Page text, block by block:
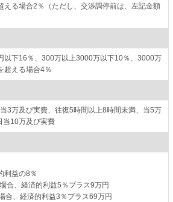
える場合2％（ただし、交渉調停前は、左記金額
以下16％、300万以上3000万以下10％、3000万
超える場合4％
3万及び実費、往復5時間以上8時間未満、当5万
当10万及び実費
利益の8％
合、経済的利益5％プラス9万円
合、経済的利益3％プラス69万円